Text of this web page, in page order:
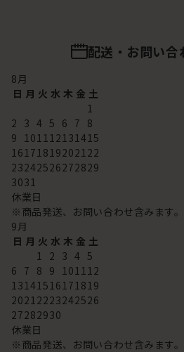
配送・お問い合
8 月
日 月 火 水 木 金 土
1
2 3 4 5 6 7 8
9
10 11 12 13 14 15
16 17 18 192021 22
23242526272829
3031
休業日
※商品発送、お問い合わせ含みます。
9 月
日 月 火 水 木 金 土
1
2 3 4 5
6 7 8 9 10 11 12
13 14 15 16 17 18 19
2021 2223242526
27282930
休業日
※商品発送、お問い合わせ含みます。